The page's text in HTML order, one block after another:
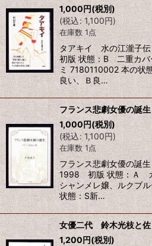
1,000円(税別)
(税込: 1,100円)
在庫数 1点
タアキイ 水の江瀧子
初版 状態：B 二重カバ
ミ 7180110002 本の状
良い、Ｂ良…
フランス悲劇女優の誕生
1,000円(税別)
(税込: 1,100円)
在庫数 1点
フランス悲劇女優の誕
1998 初版 状態：Ａ カ
シャンメレ嬢、ルクブ
状態：S新…
女優二代 鈴木光枝と佐
1,200円(税別)